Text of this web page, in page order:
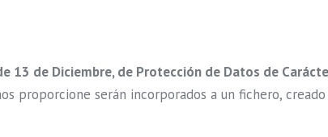
13 de Diciembre, de Protección de Datos de
proporcione serán incorporados a un fichero,